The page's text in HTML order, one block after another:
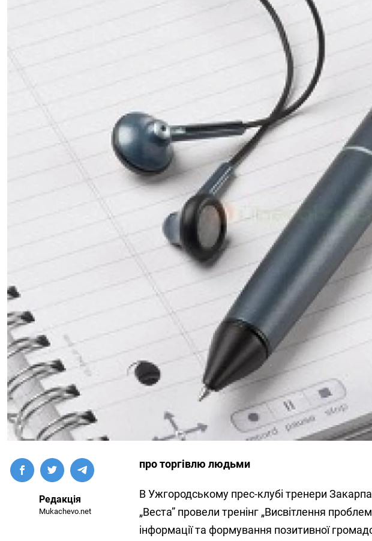
Редакція
Mukachevo.net
про торгівлю людьми
В Ужгородському прес-клубі тренери
„Веста” провели тренінг „Висвітлення
інформації та формування позитивної